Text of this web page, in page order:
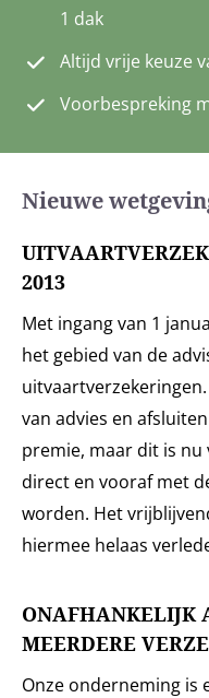
1 dak
Altijd vrije keuze
Voorbespreking
1 dak
Altijd vrije keuze
Voorbespreking
Nieuwe
2013
Met ingang van 1
het gebied van de
van advies en
premie, maar dit is nu
direct en vooraf met
worden. Het
hiermee helaas
ONAFHANKELIJK
MEERDERE
Onze onderneming is